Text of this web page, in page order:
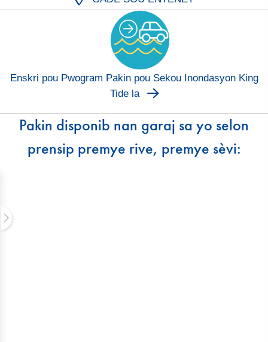
Enskri pou Pwogram Pakin pou Sekou Inondasyon King
Tide la
Pakin disponib nan garaj sa yo selon
prensip premye rive, premye sèvi: